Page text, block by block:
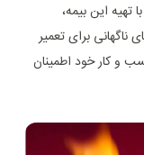
این بیمه،
ناگهانی برای تعمیر
و کار خود اطمینان